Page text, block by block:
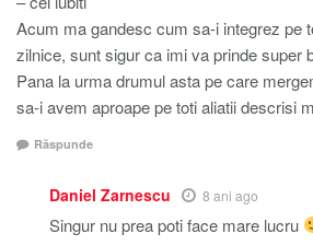
Acum ma gandesc cum sa-i integrez pe
zilnice, sunt sigur ca imi va prinde super
Pana la urma drumul asta pe care
sa-i avem aproape pe toti aliatii descrisi
Răspunde
Daniel Zarnescu 8 ani ago
Singur nu prea poti face mare lucru